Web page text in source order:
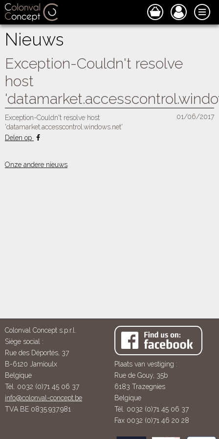
Nieuws
Exception-Couldn't resolve
host
01/06/2017
Exception-Couldn't resolve host
'datamarket.accesscontrol.windows.net'
Delen op
Onze andere nieuws
Colonval Concept s.p.r.l.
Siège social :
Rue des Déportés, 37
B-6120 Jamioulx
Belgique
Tél. 0032 (0)71 45 06 37
info@colonval-concept.be
TVA BE 0835.937.981
Plaats van vestiging :
Rue de Gouy, 35b
6183 Trazegnies
Belgique
Tél. 0032 (0)71 45 06 37
Fax 0032 (0)71 46 20 28